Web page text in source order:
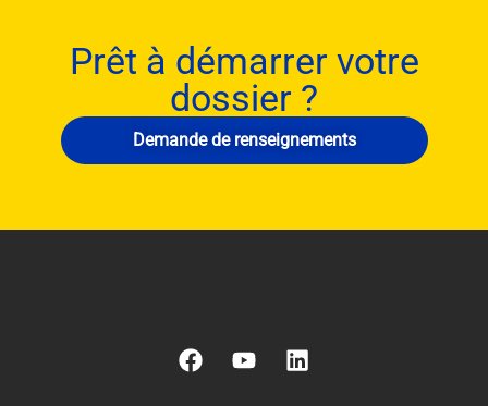
Prêt à démarrer votre
dossier ?
Demande de renseignements
F
a
Y
o
L
i